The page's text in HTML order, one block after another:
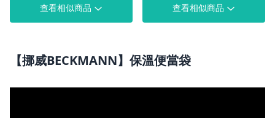
查看相似商品 查看相似商品
【挪威BECKMANN】保溫便當袋